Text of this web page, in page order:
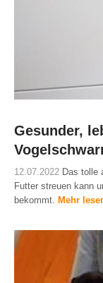
Gesunder,
12.07.2022 Das tolle
Futter streuen kann
bekommt. Mehr